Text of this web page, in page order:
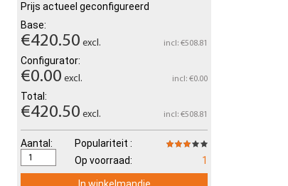
Prijs actueel geconfigureerd
Base:
€420.50 excl. incl: €508.81
Configurator:
€0.00 excl. incl: €0.00
Total:
€420.50 excl. incl: €508.81
Aantal:
Populariteit :
Op voorraad:
1